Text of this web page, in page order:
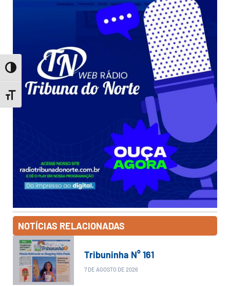
Toggle High Contrast
Toggle Font size
NOTÍCIAS RELACIONADAS
Tribuninha N° 161
7 DE AGOSTO DE 2026